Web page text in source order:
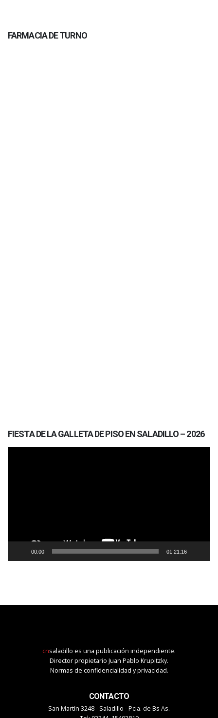
FARMACIA DE TURNO
FIESTA DE LA GALLETA DE PISO EN SALADILLO – 2026
00:00 01:21:16
cnsaladillo es una publicación independiente.
Director propietario Juan Pablo Krupitzky.
Normas de confidencialidad y privacidad.
CONTACTO
San Martín 3248 - Saladillo - Pcia. de Bs As.